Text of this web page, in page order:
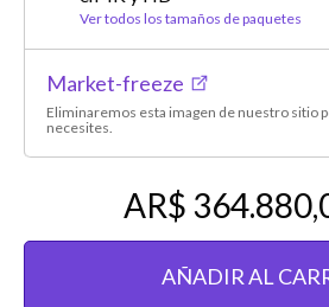
Ver todos los tamaños de paquetes
Market-freeze
Eliminaremos esta imagen de nuestro sitio
necesites.
AR$
AÑADIR AL